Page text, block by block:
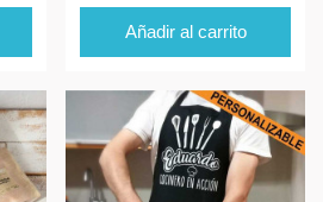
Añadir al carrito